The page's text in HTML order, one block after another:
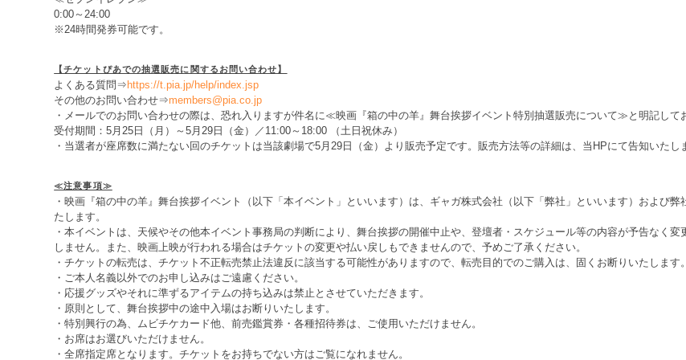
0:00～24:00
※24時間発券可能です。
【チケットぴあでの抽選販売に関するお問い合わせ】
よくある質問⇒ https://t.pia.jp/help/index.jsp
その他のお問い合わせ⇒members@pia.co.jp
・メールでのお問い合わせの際は、恐れ入りますが件名に≪映画『箱の中の羊』舞台挨拶イベント特別抽選販売について≫と明記して
受付期間：5月25日（月）～5月29日（金）／11:00～18:00 （土日祝休み）
・当選者が座席数に満たない回のチケットは当該劇場で5月29日（金）より販売予定です。販売方法等の詳細は、当HPにて告知いたし
≪注意事項≫
・映画『箱の中の羊』舞台挨拶イベント（以下「本イベント」といいます）は、ギャガ株式会社（以下「弊社」といいます）および
たします。
・本イベントは、天候やその他本イベント事務局の判断により、舞台挨拶の開催中止や、登壇者・スケジュール等の内容が予告なく
しません。また、映画上映が行われる場合はチケットの変更や払い戻しもできませんので、予めご了承ください。
・チケットの転売は、チケット不正転売禁止法違反に該当する可能性がありますので、転売目的でのご購入は、固くお断りいたします。
・ご本人名義以外でのお申し込みはご遠慮ください。
・応援グッズやそれに準ずるアイテムの持ち込みは禁止とさせていただきます。
・原則として、舞台挨拶中の途中入場はお断りいたします。
・特別興行の為、ムビチケカード他、前売鑑賞券・各種招待券は、ご使用いただけません。
・お席はお選びいただけません。
・全席指定席となります。チケットをお持ちでない方はご覧になれません。